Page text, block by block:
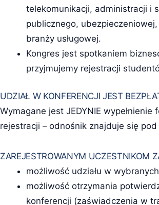
telekomunikacji, administracji i
publicznego,
branży usługowej.
Kongres jest spotkaniem
przyjmujemy rejestracji
UDZIAŁ W KONFERENCJI JEST
Wymagane jest JEDYNIE wypełnienie
rejestracji – odnośnik znajduje się
ZAREJESTROWANYM UCZESTNIKOM
możliwość udziału w
możliwość otrzymania
konferencji (zaświadczenia w